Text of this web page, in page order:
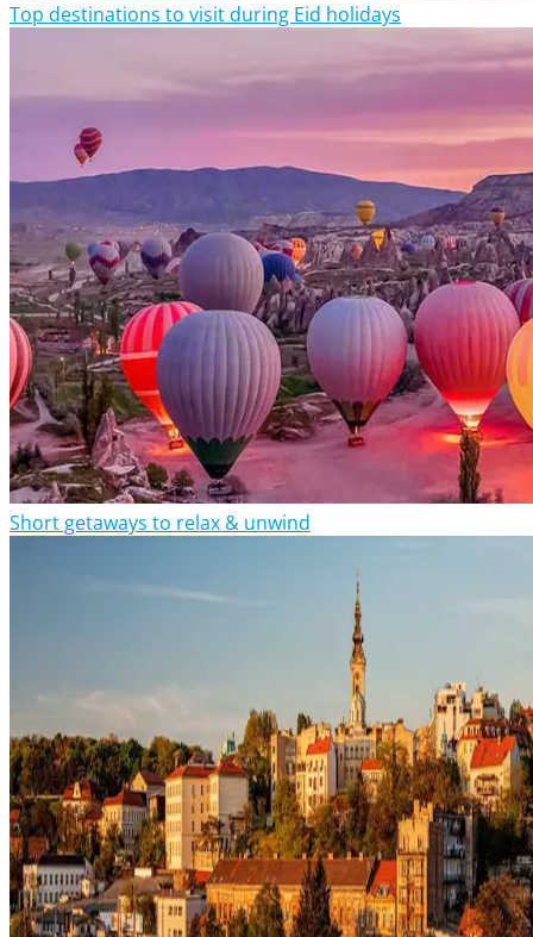
Top destinations to visit during Eid holidays
Short getaways to relax & unwind